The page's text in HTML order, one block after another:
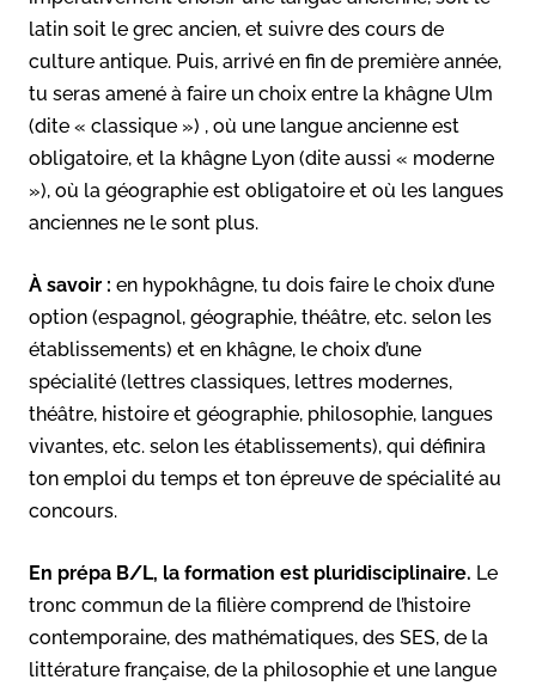
latin soit le grec ancien, et suivre des cours de
culture antique. Puis, arrivé en fin de première année,
tu seras amené à faire un choix entre la khâgne Ulm
(dite « classique ») , où une langue ancienne est
obligatoire, et la khâgne Lyon (dite aussi « moderne
»), où la géographie est obligatoire et où les langues
anciennes ne le sont plus.
À savoir : en hypokhâgne, tu dois faire le choix d’une
option (espagnol, géographie, théâtre, etc. selon les
établissements) et en khâgne, le choix d’une
spécialité (lettres classiques, lettres modernes,
théâtre, histoire et géographie, philosophie, langues
vivantes, etc. selon les établissements), qui définira
ton emploi du temps et ton épreuve de spécialité au
concours.
En prépa B/L, la formation est pluridisciplinaire. Le
tronc commun de la filière comprend de l’histoire
contemporaine, des mathématiques, des SES, de la
littérature française, de la philosophie et une langue